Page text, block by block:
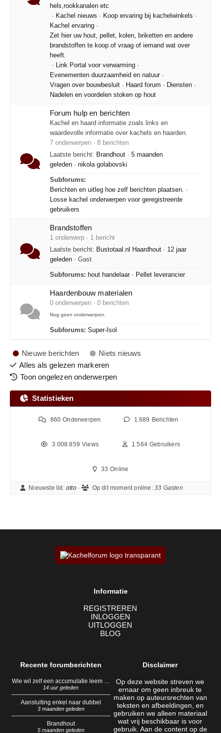
hels,rookkanalen etc
· Kachel nieuws · Koop ervaring bij kachelwinkels ·
Kachel ervaring ·
Zet hier uw hout, pellet, kolen, briketten en andere
brandstoffen te koop of vraag of iemand wat over
heeft.
· Link Portal voor verwarming ·
Evenementen duurzaamheid en natuur·
Vragen over bouwbesluit · Haard forum · Diensten ·
Nadelen en voordelen stoken op hout
Forum hulp en berichten
Kachel en haard informatie zoals links en
waardevolle informatie over kachels en haarden.
7 onderwerpen · 8 berichten
Laatste bericht: Brandhout · 5 maanden
geleden · nikola golabovski
Subforums:
Berichten en uitleg hoe zelf berichten plaatsen. ·
Losse kachel onderwerpen voor geregistreerde
gebruikers
Brandstoffen
1 onderwerp · 1 bericht
Laatste bericht: Bustotaal.nl Haardhout · 12 jaar
geleden · Gast
Subforums: hout handelaar· Pellet leverancier
Haardenbouw materialen
0 onderwerpen · 0 berichten
Nog geen onderwerpen.
Subforums: Super-Isol
Nieuwe berichten
Niets nieuws
Alles als gelezen markeren
Toon ongelezen onderwerpen
Statistieken
860 Onderwerpen 1.689 Berichten
3.008.859 Views 1.564 Gebruikers
33 Online
Nieuwste lid:otto· Op dit moment online:33 Gasten
Informatie
REGISTREREN
INLOGGEN
UITLOGGEN
BLOG
Recente forumberichten
Wie wil zelf een accumulatie leem …
14 uur geleden
Aansluiting enkel naar dubbel
3 maanden geleden
Brandhout
5 maanden geleden
Disclaimer
Op deze website streven we
ernaar om geen inbreuk te
maken op auteursrechten van
teksten en afbeeldingen, en
gebruiken we alleen materiaal
wat vrij beschikbaar is voor
gebruik. Aan de content op de